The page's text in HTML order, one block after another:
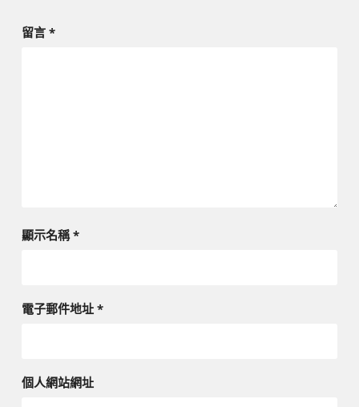
留言 *
顯示名稱*
電子郵件地址 *
個人網站網址